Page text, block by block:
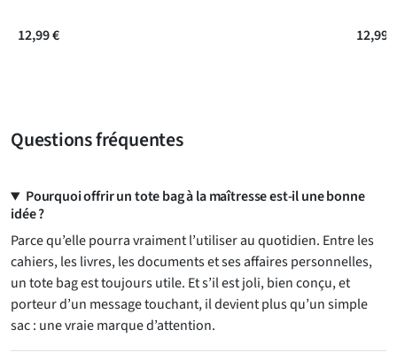
12,99 € 12,99 €
Questions fréquentes
Pourquoi offrir un tote bag à la maîtresse est-il une bonne
idée ?
Parce qu’elle pourra vraiment l’utiliser au quotidien. Entre les
cahiers, les livres, les documents et ses affaires personnelles,
un tote bag est toujours utile. Et s’il est joli, bien conçu, et
porteur d’un message touchant, il devient plus qu’un simple
sac : une vraie marque d’attention.